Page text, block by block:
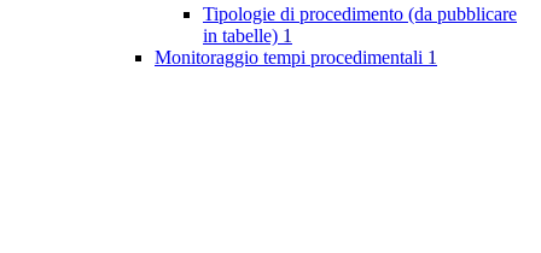
Tipologie di procedimento (da pubblicare
in tabelle) 1
Monitoraggio tempi procedimentali 1